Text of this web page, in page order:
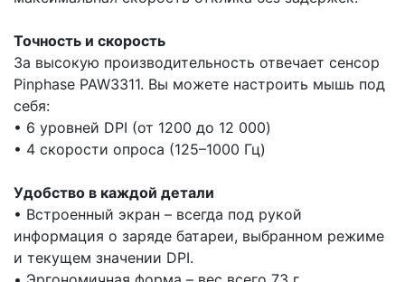
Точность и скорость
За высокую производительность отвечает сенсор
Pinphase PAW3311. Вы можете настроить мышь под
себя:
• 6 уровней DPI (от 1200 до 12 000)
• 4 скорости опроса (125–1000 Гц)
Удобство в каждой детали
• Встроенный экран – всегда под рукой
информация о заряде батареи, выбранном режиме
и текущем значении DPI.